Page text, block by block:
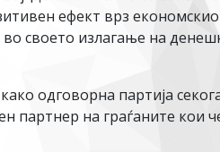
ефект врз
своето излагање на
одговорна партија
партнер на граѓаните кои